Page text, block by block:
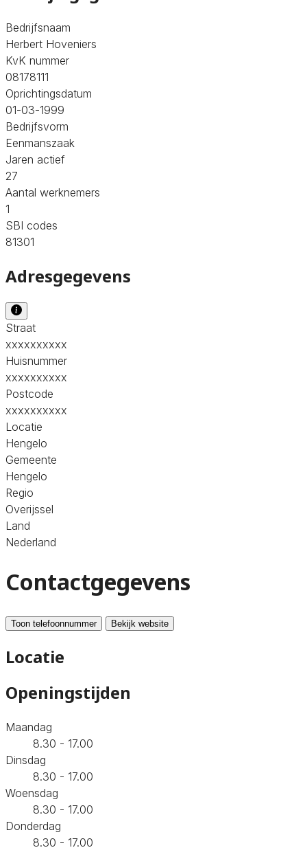
Bedrijfsnaam
Herbert Hoveniers
KvK nummer
08178111
Oprichtingsdatum
01-03-1999
Bedrijfsvorm
Eenmanszaak
Jaren actief
27
Aantal werknemers
1
SBI codes
81301
Adresgegevens
Straat
xxxxxxxxxx
Huisnummer
xxxxxxxxxx
Postcode
xxxxxxxxxx
Locatie
Hengelo
Gemeente
Hengelo
Regio
Overijssel
Land
Nederland
Contactgegevens
Toon telefoonnummer Bekijk website
Locatie
Openingstijden
Maandag
8.30 - 17.00
Dinsdag
8.30 - 17.00
Woensdag
8.30 - 17.00
Donderdag
8.30 - 17.00